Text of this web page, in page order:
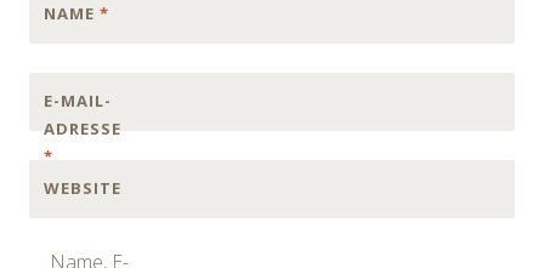
NAME *
E-MAIL-
ADRESSE
*
WEBSITE
Name, E-